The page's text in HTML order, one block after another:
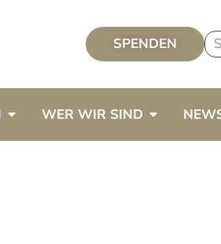
SPENDEN
WER WIR SIND